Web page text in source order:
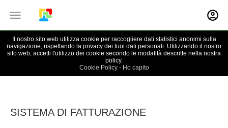
ANM22 WebBaseE-Commerce |Guida
Il nostro sito web utilizza cookie per raccogliere dati statistici anonimi sulla
navigazione, rispettando la privacy dei tuoi dati personali. Utilizzando il nostro
sito web, accetti l'utilizzo dei cookie secondo le modalità descritte nella nostra
policy.
Cookie Policy- Ho capito
SISTEMA DI FATTURAZIONE